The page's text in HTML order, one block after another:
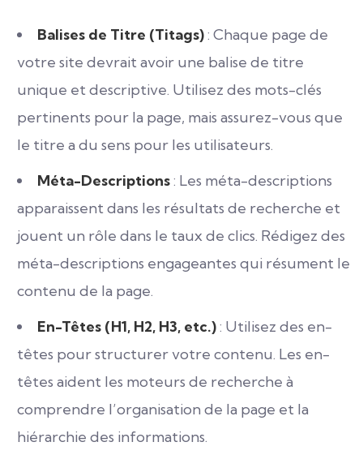
Balises de Titre (Titags): Chaque page de
votre site devrait avoir une balise de titre
unique et descriptive. Utilisez des mots-clés
pertinents pour la page, mais assurez-vous que
le titre a du sens pour les utilisateurs.
Méta-Descriptions: Les méta-descriptions
apparaissent dans les résultats de recherche et
jouent un rôle dans le taux de clics. Rédigez des
méta-descriptions engageantes qui résument le
contenu de la page.
En-Têtes (H1, H2, H3, etc.): Utilisez des en-
têtes pour structurer votre contenu. Les en-
têtes aident les moteurs de recherche à
comprendre l’organisation de la page et la
hiérarchie des informations.